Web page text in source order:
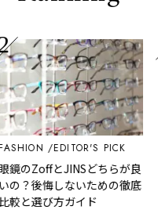
EDITOR'S PICK
鏡のZoffとJINSどちらが良
の？後悔しないための徹底
較と選び方ガイド